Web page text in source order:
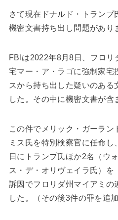
さて現在ドナルド・トランプ
機密文書持ち出し問題があり
FBIは2022年8月8日、フロリ
宅マー・ア・ラゴに強制家宅
スから持ち出した疑いのある
した。その中に機密文書が含
この件でメリック・ガーラン
ミス氏を特別検察官に任命
日にトランプ氏ほか2名（ウ
ス・デ・オリヴェイラ氏）
訴因でフロリダ州マイアミの
した。（その後3件の罪を追